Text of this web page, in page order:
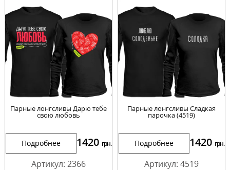
Парные лонгсливы Дарю тебе
свою любовь
Подробнее 1420 грн.
Артикул: 2366
Парные лонгсливы Сладкая
парочка (4519)
Подробнее 1420 грн.
Артикул: 4519